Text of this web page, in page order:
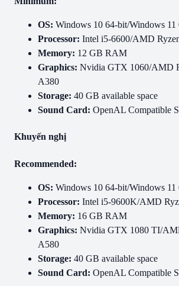
OS: Windows 10 64-bit/Windows 11
Processor: Intel i5-6600/AMD
Memory: 12 GB RAM
Graphics: Nvidia GTX 1060/AMD
A380
Storage: 40 GB available space
Sound Card: OpenAL Compatible
Khuyến nghị
Recommended:
OS: Windows 10 64-bit/Windows 11
Processor: Intel i5-9600K/AMD
Memory: 16 GB RAM
Graphics: Nvidia GTX 1080 TI/
A580
Storage: 40 GB available space
Sound Card: OpenAL Compatible